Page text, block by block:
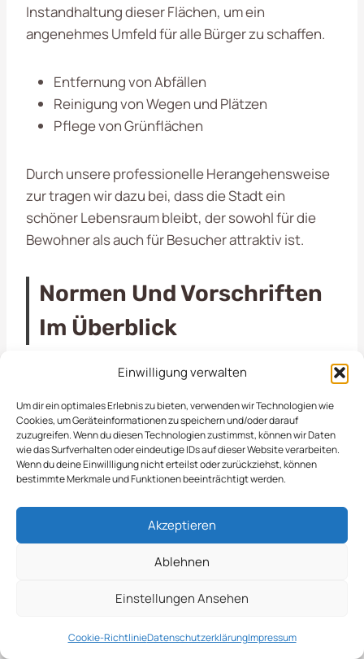
Einwilligung verwalten
Um dir ein optimales Erlebnis zu bieten, verwenden wir Technologien wie
Cookies, um Geräteinformationen zu speichern und/oder darauf
zuzugreifen. Wenn du diesen Technologien zustimmst, können wir Daten
wie das Surfverhalten oder eindeutige IDs auf dieser Website verarbeiten.
Wenn du deine Einwillligung nicht erteilst oder zurückziehst, können
bestimmte Merkmale und Funktionen beeinträchtigt werden.
Akzeptieren
Ablehnen
Einstellungen Ansehen
Cookie-RichtlinieDatenschutzerklärungImpressum
Instandhaltung dieser Flächen, um ein
angenehmes Umfeld für alle Bürger zu schaffen.
Entfernung von Abfällen
Reinigung von Wegen und Plätzen
Pflege von Grünflächen
Durch unsere professionelle Herangehensweise
zur tragen wir dazu bei, dass die Stadt ein
schöner Lebensraum bleibt, der sowohl für die
Bewohner als auch für Besucher attraktiv ist.
Normen Und Vorschriften
Im Überblick
Die Räumung von öffentlichen Flächen in
Salzgitterist ein wesentlicher Bestandteil
unserer Dienstleistungen im Bereich der
Objektpflege. Dabei sorgen wir dafür, dass Wege,
Plätze und andere Außenbereiche stets in einem
tragen dazu bei, das Stadtbild zu verschönern
und die Nutzung dieser Flächen für die Bürger zu
spezialisiert, verschiedene Materialien wie Laub,
beseitigen. So gewährleisten wir eine hohe